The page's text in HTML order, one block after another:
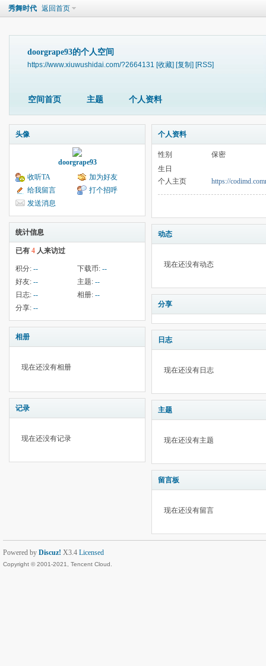
秀舞时代 返回首页
doorgrape93的个人空间
https://www.xiuwushidai.com/?2664131 [收藏] [复制] [RSS]
空间首页 主题 个人资料
头像
doorgrape93
收听TA
加为好友
给我留言
打个招呼
发送消息
统计信息
已有 4 人来访过
积分: -- 下载币: --
好友: -- 主题: --
日志: -- 相册: --
分享: --
相册
现在还没有相册
记录
现在还没有记录
个人资料
性别
保密
生日
个人主页
https://
动态
现在还没有动态
分享
日志
现在还没有日志
主题
现在还没有主题
留言板
现在还没有留言
Powered by Discuz! X3.4 Licensed
Copyright © 2001-2021, Tencent Cloud.